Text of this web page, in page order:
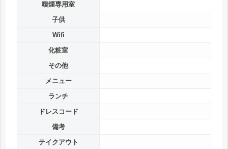
喫煙専用室
子供
Wifi
化粧室
その他
メニュー
ランチ
ドレスコード
備考
テイクアウト